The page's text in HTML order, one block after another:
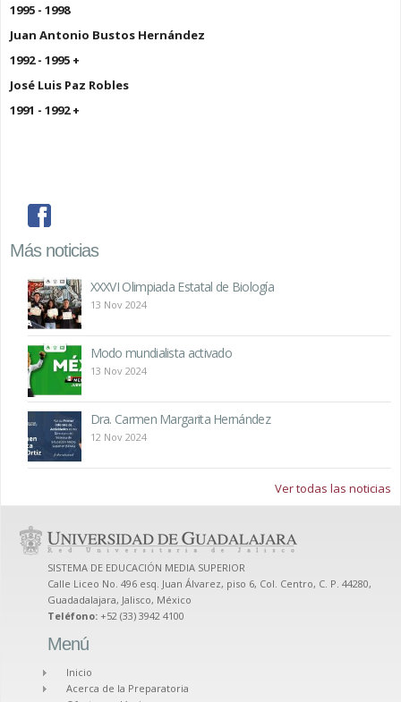
1995 - 1998
Juan Antonio Bustos Hernández
1992 - 1995 +
José Luis Paz Robles
1991 - 1992 +
Más noticias
XXXVI Olimpiada Estatal de Biología
13 Nov 2024
Modo mundialista activado
13 Nov 2024
Dra. Carmen Margarita Hernández
12 Nov 2024
Ver todas las noticias
SISTEMA DE EDUCACIÓN MEDIA SUPERIOR
Calle Liceo No. 496 esq. Juan Álvarez, piso 6, Col. Centro, C. P. 44280,
Guadadalajara, Jalisco, México
Teléfono: +52 (33) 3942 4100
Menú
Inicio
Acerca de la Preparatoria